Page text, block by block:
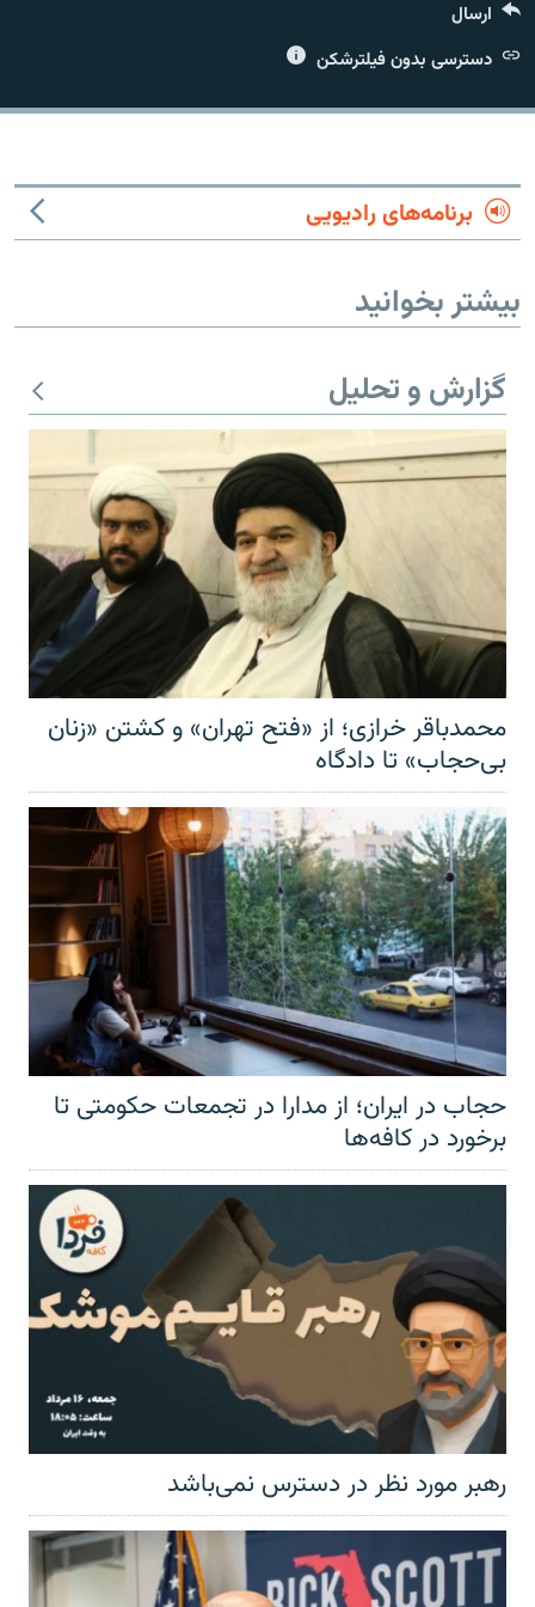
ارسال
دسترسی بدون فیلترشکن
برنامه‌های رادیویی
بیشتر بخوانید
گزارش و تحلیل
محمدباقر خرازی؛ از «فتح تهران» و کشتن «زنان
بی‌حجاب» تا دادگاه
حجاب در ایران؛ از مدارا در تجمعات حکومتی تا
برخورد در کافه‌ها
رهبر مورد نظر در دسترس نمی‌باشد